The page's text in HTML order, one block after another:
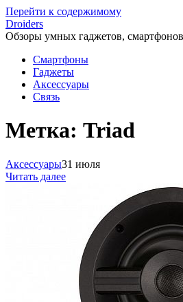
Перейти к содержимому
Droiders
Обзоры умных гаджетов, смартфонов
Смартфоны
Гаджеты
Аксессуары
Связь
Метка: Triad
Аксессуары31 июля
Читать далее